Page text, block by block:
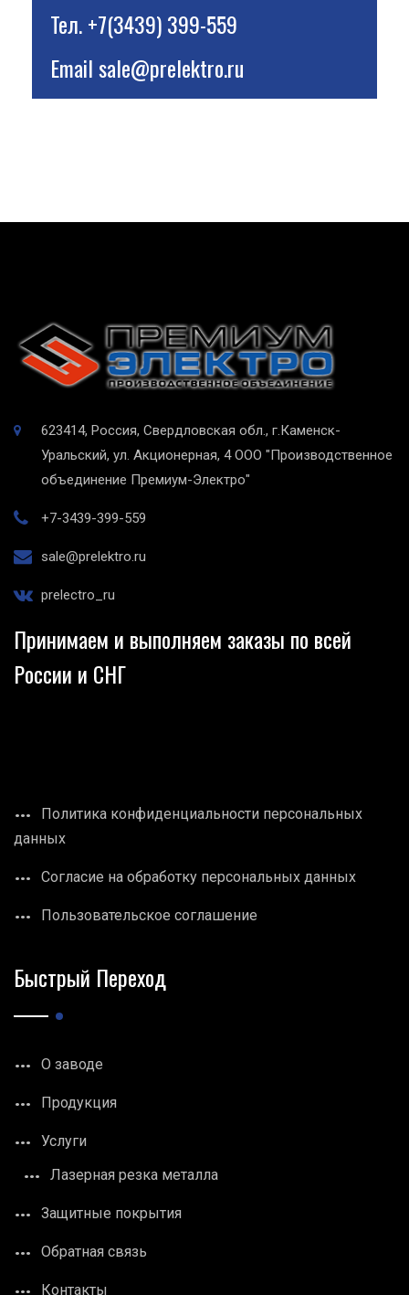
Тел.+7(3439) 399-559
Emailsale@prelektro.ru
623414, Россия, Свердловская обл., г.Каменск-
Уральский, ул. Акционерная, 4 ООО "Производственное
объединение Премиум-Электро"
+7-3439-399-559
sale@prelektro.ru
prelectro_ru
Принимаем и выполняем заказы по всей
России и СНГ
Политика конфиденциальности персональных
данных
Согласие на обработку персональных данных
Пользовательское соглашение
Быстрый Переход
О заводе
Продукция
Услуги
Лазерная резка металла
Защитные покрытия
Обратная связь
Контакты